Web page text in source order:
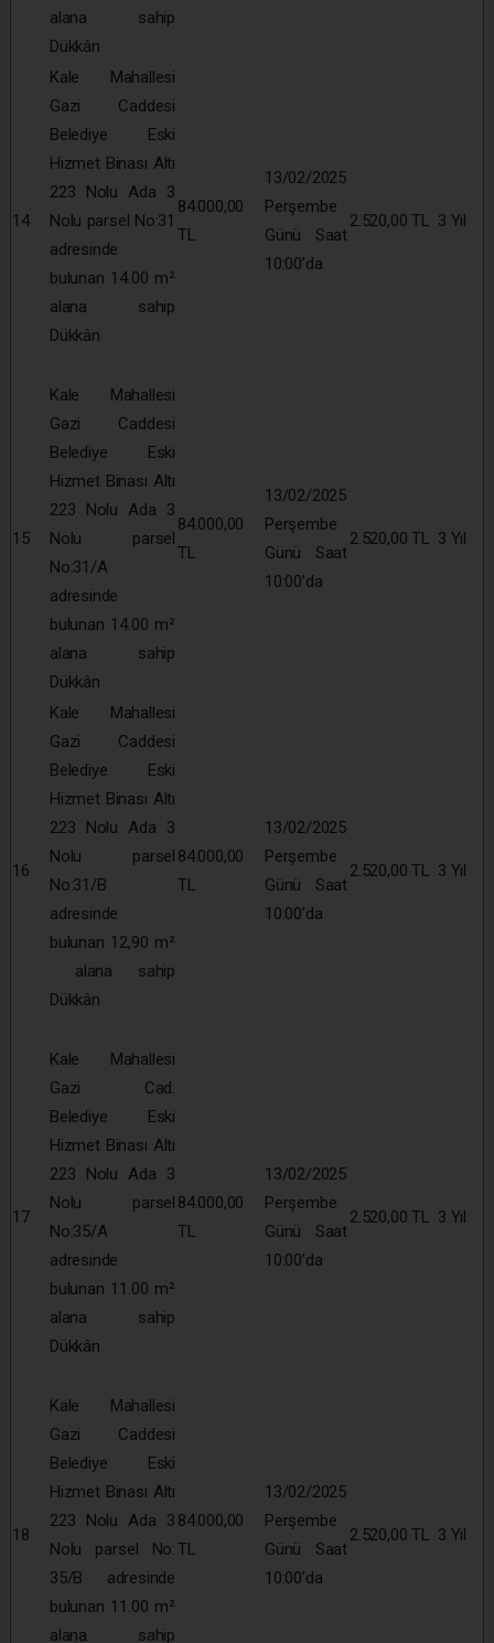
alana sahip
Dükkân
14
Kale Mahallesi
Gazi Caddesi
Belediye Eski
Hizmet Binası Altı
223 Nolu Ada 3
Nolu parsel No:31
adresinde
bulunan 14.00 m²
alana sahip
Dükkân
84.000,00
TL
13/02/2025
Perşembe
Günü Saat
10:00’da
2.520,00 TL 3 Yıl
15
Kale Mahallesi
Gazi Caddesi
Belediye Eski
Hizmet Binası Altı
223 Nolu Ada 3
Nolu parsel
No:31/A
adresinde
bulunan 14.00 m²
alana sahip
Dükkân
84.000,00
TL
13/02/2025
Perşembe
Günü Saat
10:00’da
2.520,00 TL 3 Yıl
16
Kale Mahallesi
Gazi Caddesi
Belediye Eski
Hizmet Binası Altı
223 Nolu Ada 3
Nolu parsel
No:31/B
adresinde
bulunan 12,90 m²
alana sahip
Dükkân
84.000,00
TL
13/02/2025
Perşembe
Günü Saat
10:00’da
2.520,00 TL 3 Yıl
17
Kale Mahallesi
Gazi Cad.
Belediye Eski
Hizmet Binası Altı
223 Nolu Ada 3
Nolu parsel
No:35/A
adresinde
bulunan 11.00 m²
alana sahip
Dükkân
84.000,00
TL
13/02/2025
Perşembe
Günü Saat
10:00’da
2.520,00 TL 3 Yıl
18
Kale Mahallesi
Gazi Caddesi
Belediye Eski
Hizmet Binası Altı
223 Nolu Ada 3
Nolu parsel No:
35/B adresinde
bulunan 11.00 m²
alana sahip
84.000,00
TL
13/02/2025
Perşembe
Günü Saat
10:00’da
2.520,00 TL 3 Yıl